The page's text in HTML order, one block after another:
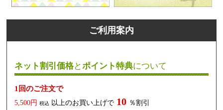
ご利用案内
ネット割引価格とポイント特典について
1回のご注文で
5,500円 税込 以上のお買い上げで 10 ％割引